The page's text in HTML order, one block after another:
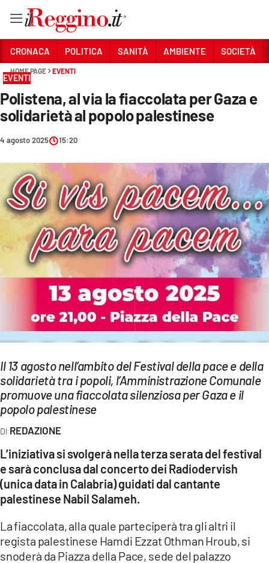
Sezioni
CRONACA
AMBIENTE
SOCIETÀ
CULTURA
ECONOMIA E LAVORO
EVENTI
Streaming
LAC TV
LAC ONAIR
LaC
Network
LACPLAY.IT
LACTV.IT
LACONAIR.IT
LACITYMAG.IT
CRONACA POLITICA SANITÀ AMBIENTE SOCIETÀ
HOME PAGE EVENTI
EVENTI
Polistena, al via la fiaccolata per Gaza e
solidarietà al popolo palestinese
4 agosto 2025 15:20
Il 13 agosto nell’ambito del Festival della pace e della
solidarietà tra i popoli, l’Amministrazione Comunale
promuove una fiaccolata silenziosa per Gaza e il
popolo palestinese
REDAZIONE
L’iniziativa si svolgerà nella terza serata del festival
e sarà conclusa dal concerto dei Radiodervish
(unica data in Calabria) guidati dal cantante
palestinese Nabil Salameh.
La fiaccolata, alla quale parteciperà tra gli altri il
regista palestinese Hamdi Ezzat Othman Hroub, si
snoderà da Piazza della Pace, sede del palazzo